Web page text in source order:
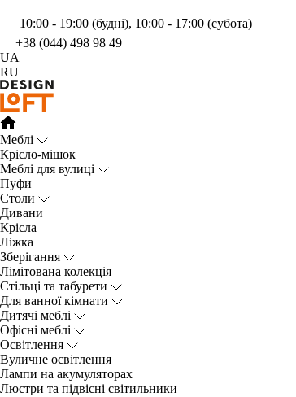
10:00 - 19:00 (будні), 10:00 - 17:00 (субота)
+38 (044) 498 98 49
UA
RU
Меблі
Крісло-мішок
Меблі для вулиці
Пуфи
Столи
Дивани
Крісла
Ліжка
Зберігання
Лімітована колекція
Стільці та табурети
Для ванної кімнати
Дитячі меблі
Офісні меблі
Освітлення
Вуличне освітлення
Лампи на акумуляторах
Люстри та підвісні світильники